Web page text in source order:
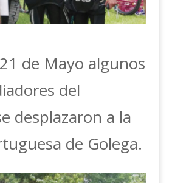
de Mayo algunos
del
desplazaron a la
de Golega.